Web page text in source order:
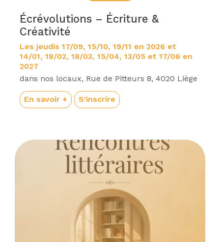
Écrévolutions – Écriture &
Créativité
Les jeudis 17/09, 15/10, 19/11 en 2026 et
14/01, 18/02, 18/03, 15/04, 13/05 et 17/06 en
2027
dans nos locaux, Rue de Pitteurs 8, 4020 Liège
En savoir + S'inscrire